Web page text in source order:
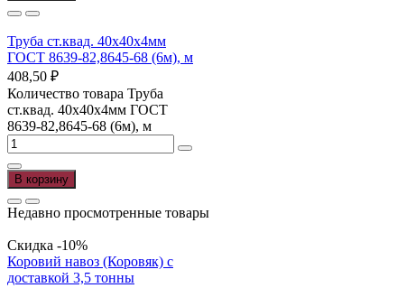
Труба ст.квад. 40х40х4мм
ГОСТ 8639-82,8645-68 (6м), м
408,50 ₽
Количество товара Труба
ст.квад. 40х40х4мм ГОСТ
8639-82,8645-68 (6м), м
В корзину
Недавно просмотренные товары
Скидка -10%
Коровий навоз (Коровяк) с
доставкой 3,5 тонны